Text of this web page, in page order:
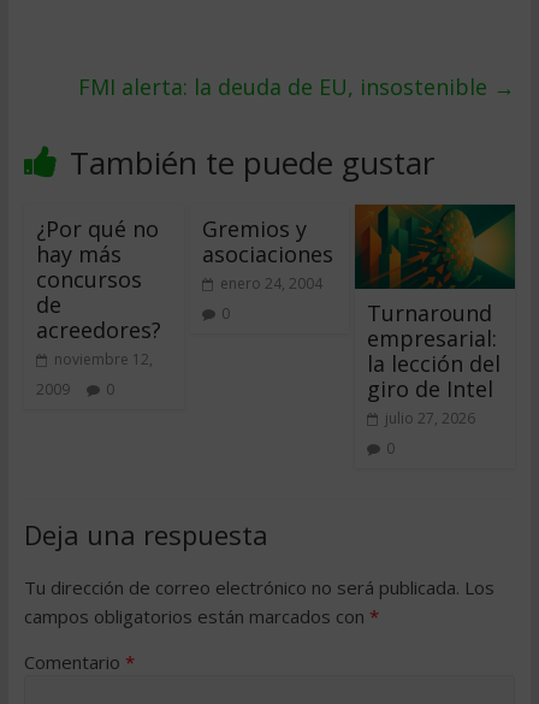
FMI alerta: la deuda de EU, insostenible →
También te puede gustar
¿Por qué no
hay más
concursos
de
acreedores?
noviembre 12,
2009
0
Gremios y
asociaciones
enero 24, 2004
0
Turnaround
empresarial:
la lección del
giro de Intel
julio 27, 2026
0
Deja una respuesta
Tu dirección de correo electrónico no será publicada. Los
campos obligatorios están marcados con *
Comentario *